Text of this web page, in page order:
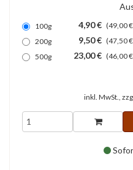
100g 4,90 € (49,00
200g
9,50 € (47,50
500g
23,00 € (46,00
inkl. MwSt.,